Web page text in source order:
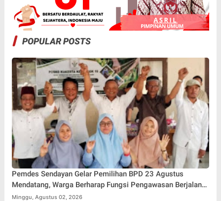
POPULAR POSTS
Pemdes Sendayan Gelar Pemilihan BPD 23 Agustus
Mendatang, Warga Berharap Fungsi Pengawasan Berjalan
Maksimal
Minggu, Agustus 02, 2026